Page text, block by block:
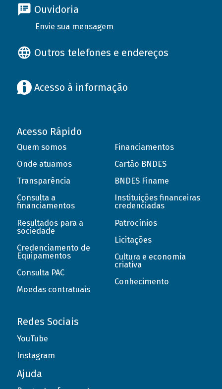
Ouvidoria
Envie sua mensagem
Outros telefones e endereços
Acesso à informação
Acesso Rápido
Quem somos
Onde atuamos
Transparência
Consulta a
financiamentos
Resultados para a
sociedade
Credenciamento de
Equipamentos
Consulta PAC
Moedas contratuais
Financiamentos
Cartão BNDES
BNDES Finame
Instituições financeiras
credenciadas
Patrocínios
Licitações
Cultura e economia
criativa
Conhecimento
Redes Sociais
YouTube
Instagram
Ajuda